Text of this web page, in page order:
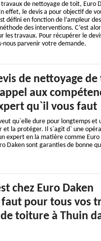
de nettoyage de toit, Euro
effet, le devis a pour objectif de
défini en fonction de l’ampleur
des interventions. C’est
les travaux. Pour récupérer le
parvenir votre demande.
de nettoyage
aux
qu`il vous faut
qu`elle dure pour longtemps et
la protéger. Il s`agit d` une
expert en la matière comme Euro
Daken sont garanties de bonne
chez Euro Daken
pour tous vos
toiture à Thuin